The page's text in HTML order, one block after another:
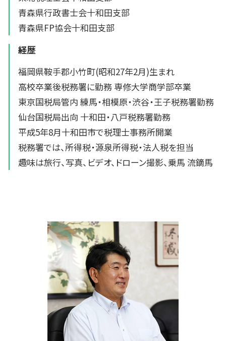
青森県行政書士会十和田支部
青森県FP協会十和田支部
経歴
福岡県鞍手郡小竹町(昭和27年2月)生まれ
高校卒業後税務署に勤務 専修大学商学部卒業
東京国税局管内 練馬・相模原・渋谷・王子税務署勤務
仙台国税局出向 十和田・八戸税務署勤務
平成5年8月十和田市で税理士事務所開業
税務署では、所得税・源泉所得税・法人税を担当
趣味は旅行、写真、ビデオ、ドローン撮影、乗馬 流鏑馬